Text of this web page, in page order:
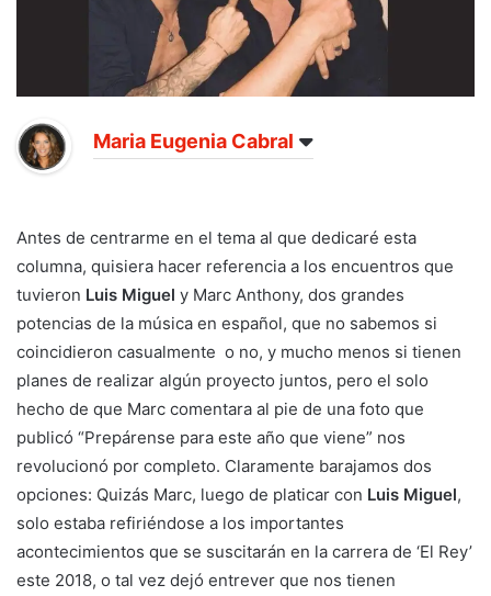
Maria Eugenia Cabral
Antes de centrarme en el tema al que dedicaré esta
columna, quisiera hacer referencia a los encuentros que
tuvieron Luis Miguel y Marc Anthony, dos grandes
potencias de la música en español, que no sabemos si
coincidieron casualmente o no, y mucho menos si tienen
planes de realizar algún proyecto juntos, pero el solo
hecho de que Marc comentara al pie de una foto que
publicó “Prepárense para este año que viene” nos
revolucionó por completo. Claramente barajamos dos
opciones: Quizás Marc, luego de platicar con Luis Miguel,
solo estaba refiriéndose a los importantes
acontecimientos que se suscitarán en la carrera de ‘El Rey’
este 2018, o tal vez dejó entrever que nos tienen